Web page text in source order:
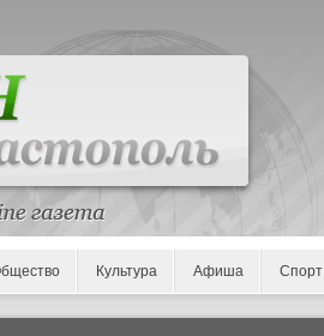
Культура Афиша Спорт